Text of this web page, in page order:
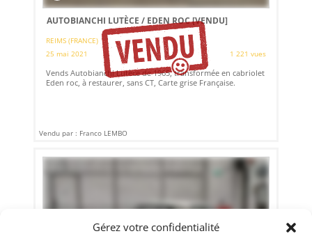
Gérez votre confidentialité
AUTOBIANCHI LUTÈCE / EDEN ROC[VENDU]
REIMS (FRANCE)
25 mai 2021
1 221 vues
Vends Autobianchi Lutèce de 1965, transformée en cabriolet
Eden roc, à restaurer, sans CT, Carte grise Française.
Vendu par : Franco LEMBO